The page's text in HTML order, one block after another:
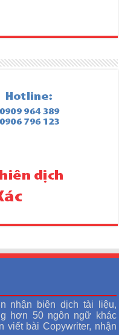
nhận biên dịch tài liệu,
hơn 50 ngôn ngữ khác
viết bài Copywriter, nhận